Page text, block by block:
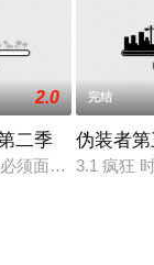
瓣电视剧、电
绕着一桩在威尔
2.0
二季
须面对他最不愿
完结
伪装者
3.1 疯狂